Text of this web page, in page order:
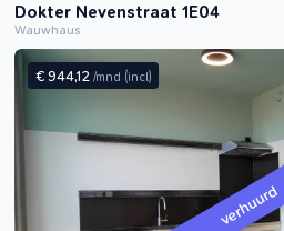
Dokter Nevenstraat 1E04
Wauwhaus
€ 944,12 /mnd (incl)
verhuurd